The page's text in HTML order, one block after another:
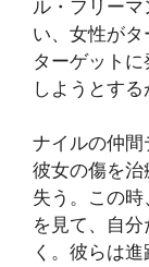
ル・フリー
い、女性が
ターゲット
しようとする
ナイルの仲
彼女の傷を
失う。この
を見て、自
く。彼らは